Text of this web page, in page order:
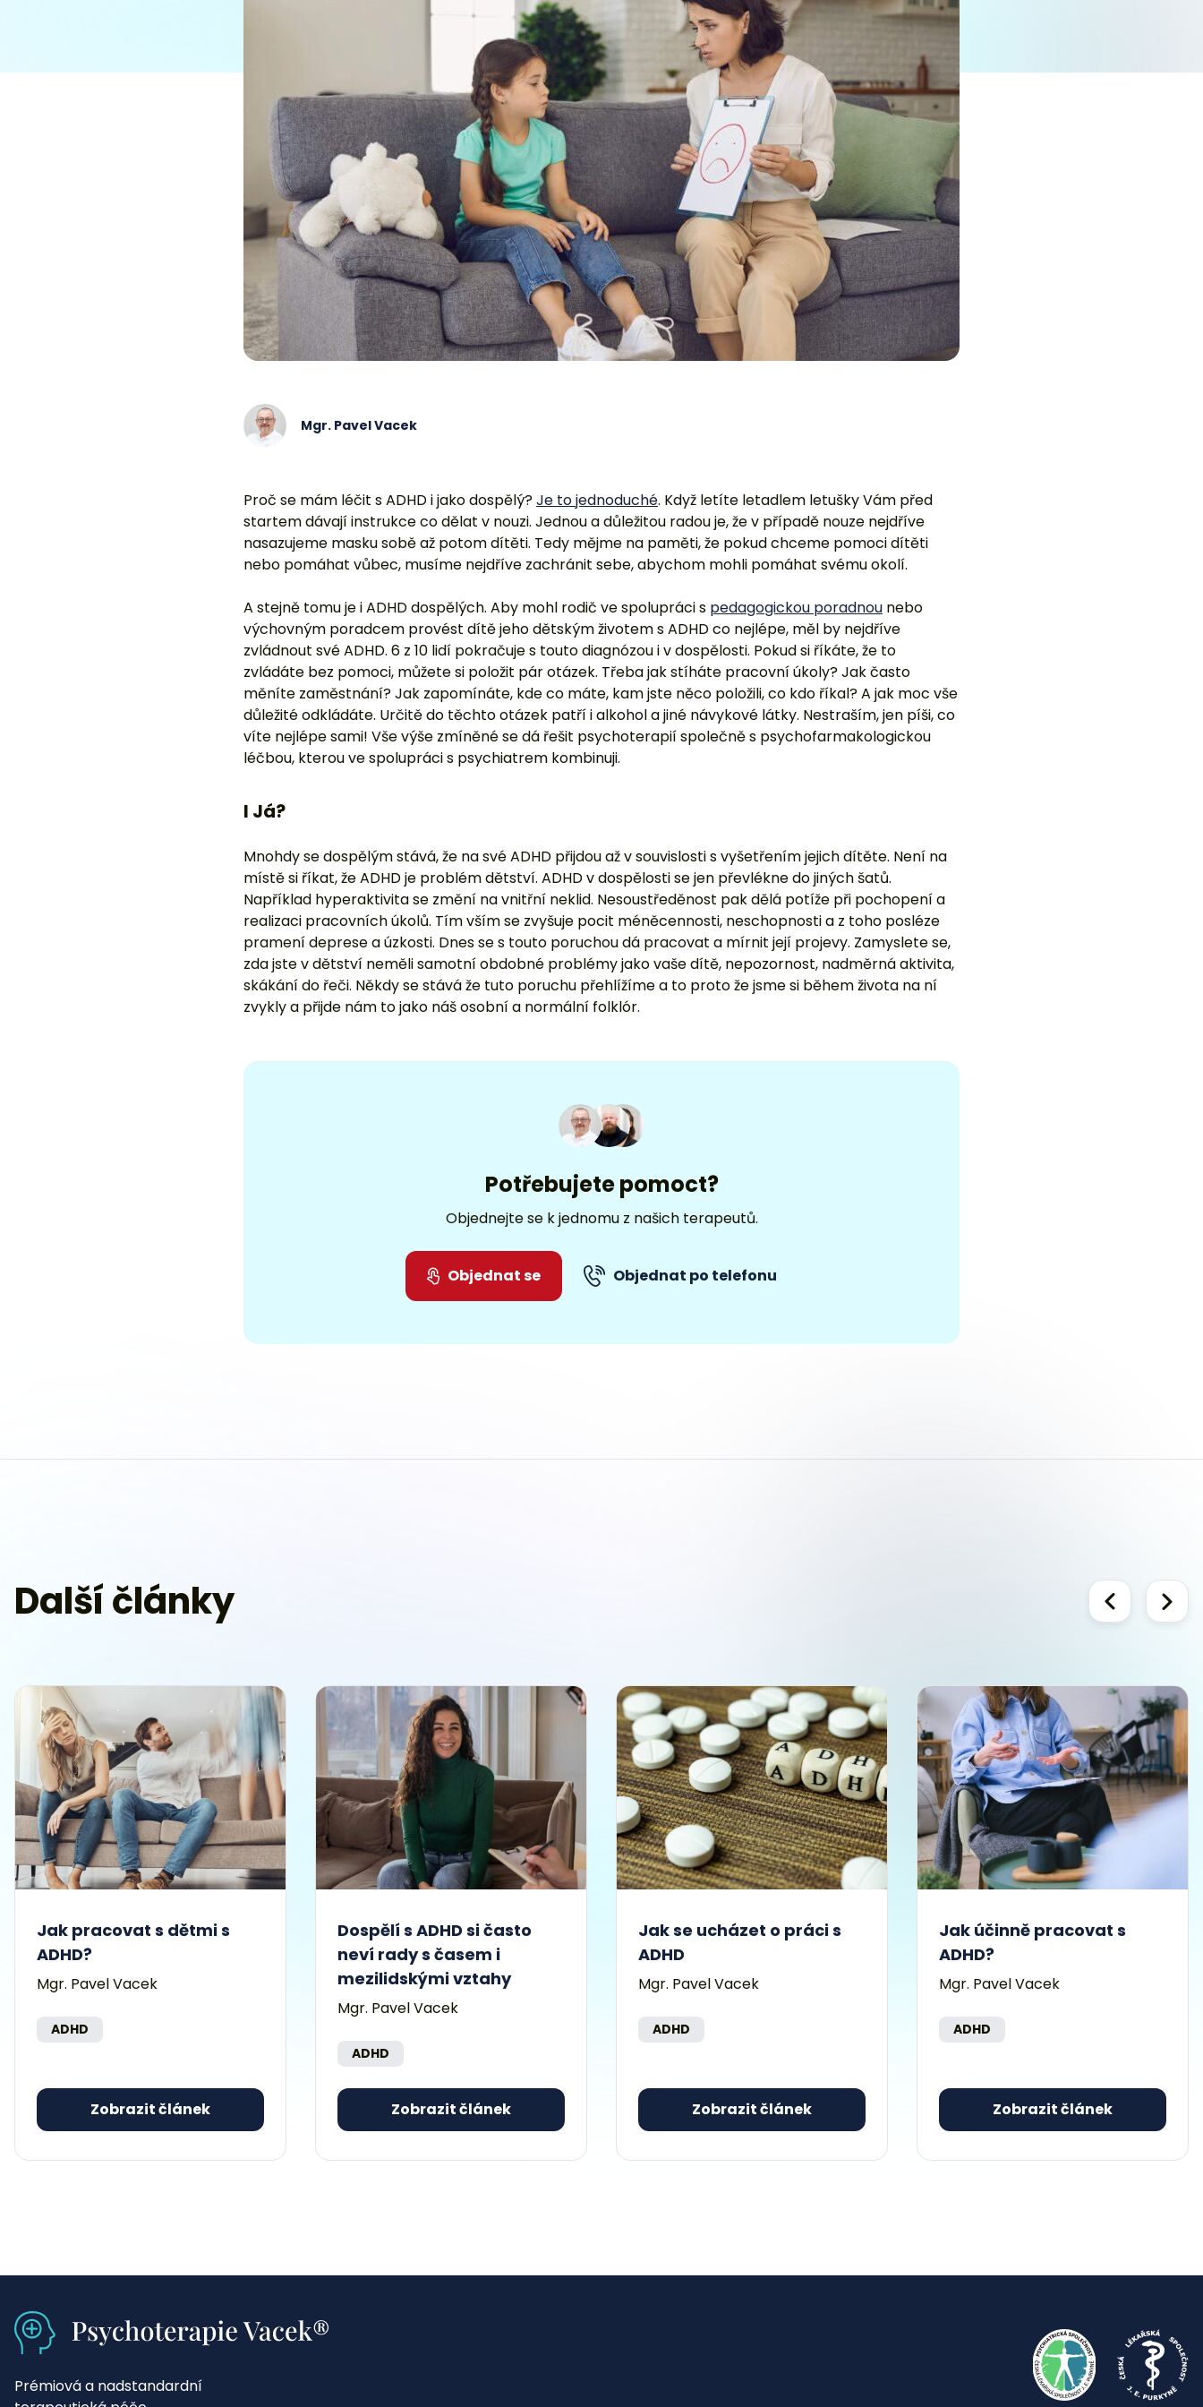
Mgr. Pavel Vacek
Proč se mám léčit s ADHD i jako dospělý?Je to jednoduché. Když letíte letadlem letušky Vám před
startem dávají instrukce co dělat v nouzi. Jednou a důležitou radou je, že v případě nouze nejdříve
nasazujeme masku sobě až potom dítěti. Tedy mějme na paměti, že pokud chceme pomoci dítěti
nebo pomáhat vůbec, musíme nejdříve zachránit sebe, abychom mohli pomáhat svému okolí.
A stejně tomu je i ADHD dospělých. Aby mohl rodič ve spolupráci s pedagogickou poradnou nebo
výchovným poradcem provést dítě jeho dětským životem s ADHD co nejlépe, měl by nejdříve
zvládnout své ADHD. 6 z 10 lidí pokračuje s touto diagnózou i v dospělosti. Pokud si říkáte, že to
zvládáte bez pomoci, můžete si položit pár otázek. Třeba jak stíháte pracovní úkoly? Jak často
měníte zaměstnání? Jak zapomínáte, kde co máte, kam jste něco položili, co kdo říkal? A jak moc vše
důležité odkládáte. Určitě do těchto otázek patří i alkohol a jiné návykové látky. Nestraším, jen píši, co
víte nejlépe sami! Vše výše zmíněné se dá řešit psychoterapií společně s psychofarmakologickou
léčbou, kterou ve spolupráci s psychiatrem kombinuji.
I Já?
Mnohdy se dospělým stává, že na své ADHD přijdou až v souvislosti s vyšetřením jejich dítěte. Není na
místě si říkat, že ADHD je problém dětství. ADHD v dospělosti se jen převlékne do jiných šatů.
Například hyperaktivita se změní na vnitřní neklid. Nesoustředěnost pak dělá potíže při pochopení a
realizaci pracovních úkolů. Tím vším se zvyšuje pocit méněcennosti, neschopnosti a z toho posléze
pramení deprese a úzkosti. Dnes se s touto poruchou dá pracovat a mírnit její projevy. Zamyslete se,
zda jste v dětství neměli samotní obdobné problémy jako vaše dítě, nepozornost, nadměrná aktivita,
skákání do řeči. Někdy se stává že tuto poruchu přehlížíme a to proto že jsme si během života na ní
zvykly a přijde nám to jako náš osobní a normální folklór.
Potřebujete pomoct?
Objednejte se k jednomu z našich terapeutů.
Objednat se Objednat po telefonu
Další články PředchozíDalší
Jak pracovat s dětmi s
ADHD?
Mgr. Pavel Vacek
ADHD
Zobrazit článek
Dospělí s ADHD si často
neví rady s časem i
mezilidskými vztahy
Mgr. Pavel Vacek
ADHD
Zobrazit článek
Jak se ucházet o práci s
ADHD
Mgr. Pavel Vacek
ADHD
Zobrazit článek
Jak účinně pracovat s
ADHD?
Mgr. Pavel Vacek
ADHD
Zobrazit článek
Prémiová a nadstandardní